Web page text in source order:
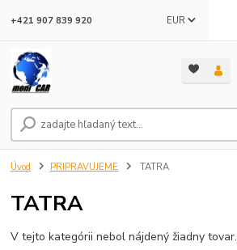
EUR
+421 907 839 920
Úvod PRIPRAVUJEME TATRA
TATRA
V tejto kategórii nebol nájdený žiadny tovar.